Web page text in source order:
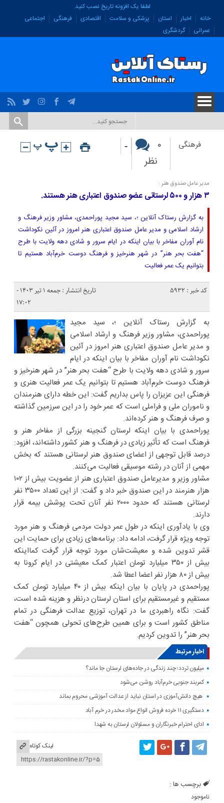
لطفا یک افزونه تاریخ نصب کنید.
خانه
اخبار استان پزشکی و سلامت اقتصادی فرهنگی
اجتماعی
عمرانی
گردشگری
فرهنگی
۰
نظر
-
مدیر عامل صندوق هنر :
۳ هزار و ۵۰۰ لرستانی عضو صندوق اعتباری هنر هستند.
به گزارش رستاک آنلاین ؛، سید مجید پوراحمدی، مشاور وزیر فرهنگ و
ارشاد اسلامی و مدیر عامل صندوق اعتباری هنر امروز در آئین نکوداشت
نام آوران مفاخر با بیان اینکه در ایام سرور و شادی دهه ولایت با طرح
“هفت بحر هنر” در شهر هنرخیز و فرهنگ دوست خرم‌آباد هستیم تا
بتوانیم یک عمر فعالیت
کد خبر : 5932
تاریخ انتشار : جمعه ۱ تیر ۱۴۰۳ -
۱۷:۰۲
به گزارش رستاک آنلاین ؛، سید مجید
پوراحمدی، مشاور وزیر فرهنگ و ارشاد اسلامی
و مدیر عامل صندوق اعتباری هنر امروز در آئین
نکوداشت نام آوران مفاخر با بیان اینکه در ایام
سرور و شادی دهه ولایت با طرح “هفت بحر هنر” در شهر هنرخیز و
فرهنگ دوست خرم‌آباد هستیم تا بتوانیم یک عمر فعالیت هنری و
فرهنگی این عزیزان را پاس بداریم گفت: این خطه دارای هنرمندان
و ناموران ملی و فراملی است که عمر خود را در این سرزمین گذاشته
و صرف فرهنگ و هنر کرده‌اند.
پوراحمدی با بیان اینکه لرستان گنجینه بزرگی از مفاخر هنر و
فرهنگ است که تأثیر زیادی در فرهنگ و هنر کشور داشته‌اند، افزود:
درصد قابل توجهی از اعضای صندوق هنر لرستانی هستند که بخش
مهمی از آنان در رشته موسیقی فعالیت می‌کنند.
مشاور وزیر و مدیرعامل صندوق اعتباری هنر از عضویت بیش از ۱۰۲
هزار هنرمند در این صندوق خبر داد و گفت: از این تعداد ۳۵۰۰ نفر
لرستانی هستند که حدود ۲۰۰۰ نفر آنان تحت پوشش بیمه قرار
دارند.
وی با یادآوری اینکه در طول عمر دولت مردمی فرهنگ و هنر مورد
توجه ویژه قرار گرفت، ادامه داد: برنامه‌های زیادی برای حمایت این
قشر تدوین شده و معیشت‌شان مورد توجه قرار گرفت کمااینکه
بیش از ۳۵۰ میلیارد تومان اعتبار کمک معیشتی در ایام کرونا به
بیش از ۸۰ هزار نفر اعضا اعطا شد.
پوراحمدی در پایان با بیان اینکه بیش از ۴۰ میلیارد تومان کمک
مستقیم و غیرمستقیم برای استان لرستان درنظر و هزینه شده است،
گفت: نگاه راهبردی ما در تهران، توزیع عدالت فرهنگی در تمام
مناطق کشور است و برای همین طرح‌های تحولی همچون “هفت
بحر هنر” را تدوین کردیم.
اخبار مرتبط
میلیون تردد؛ چند زندگی در جاده‌های لرستان جا ماند؟
کمربند جنوبی خرم‌‌آباد روشن می‌شود
هیچ دانش‌آموزی در استان نباید از عدالت آموزشی محروم بماند
دستگیری ۱۱ خرده فروش انواع مواد مخدر در خرم آباد
ادای احترام خبرنگاران و مسئولان لرستان به شهدا
لینک کوتاه
برچسب ها :
ناموجود